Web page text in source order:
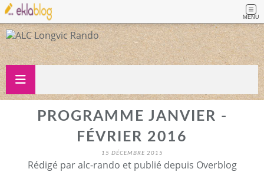
MENU
PROGRAMME JANVIER -
FÉVRIER 2016
15 DÉCEMBRE 2015
Rédigé par alc-rando et publié depuis Overblog